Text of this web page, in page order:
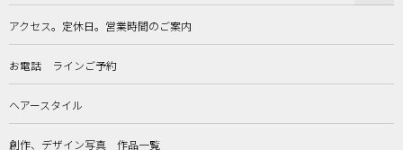
アクセス。定休日。営業時間のご案内
お電話 ラインご予約
ヘアースタイル
創作、デザイン写真 作品一覧